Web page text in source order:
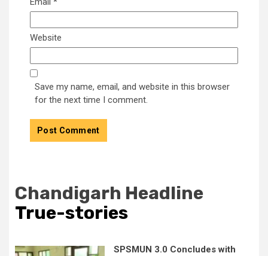
Website
Save my name, email, and website in this browser
for the next time I comment.
Chandigarh Headline
True-stories
SPSMUN 3.0 Concludes with